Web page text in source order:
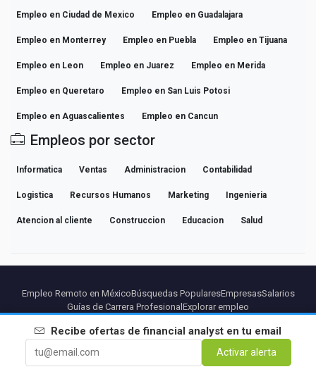
Empleo en Ciudad de Mexico Empleo en Guadalajara
Empleo en Monterrey Empleo en Puebla Empleo en Tijuana
Empleo en Leon Empleo en Juarez Empleo en Merida
Empleo en Queretaro Empleo en San Luis Potosi
Empleo en Aguascalientes Empleo en Cancun
Empleos por sector
Informatica Ventas Administracion Contabilidad
Logistica Recursos Humanos Marketing Ingenieria
Atencion al cliente Construccion Educacion Salud
Recibe ofertas definancial analyst en tu email
Activar alerta
Empleo Remoto en MéxicoBúsquedas PopularesEmpresasSalarios
Guías de Carrera Profesional Explorar empleo
PartnersAviso legalPrivacidadTerminosCondiciones Premium
Cancelar Premium
Contacto